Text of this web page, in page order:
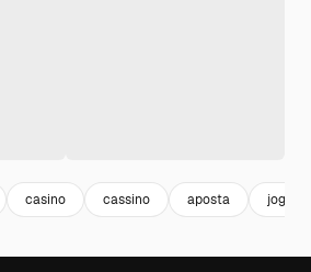
casino cassino aposta